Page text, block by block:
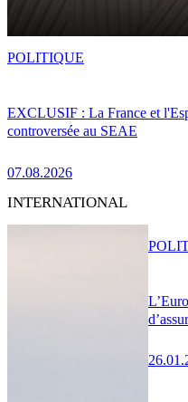
EXCLUSIF : La France et
controversée au SEAE
07.08.2026
POLITIQUE
INTERNATIONAL